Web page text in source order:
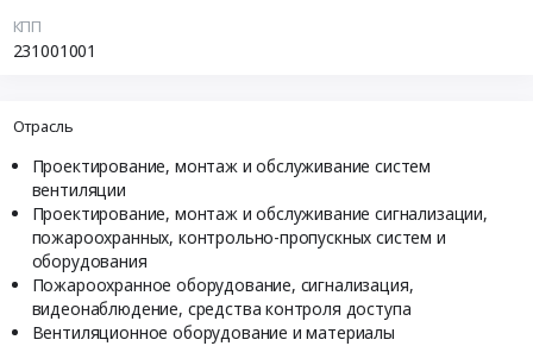
КПП
231001001
Отрасль
Проектирование, монтаж и обслуживание систем
вентиляции
Проектирование, монтаж и обслуживание сигнализации,
пожароохранных, контрольно-пропускных систем и
оборудования
Пожароохранное оборудование, сигнализация,
видеонаблюдение, средства контроля доступа
Вентиляционное оборудование и материалы